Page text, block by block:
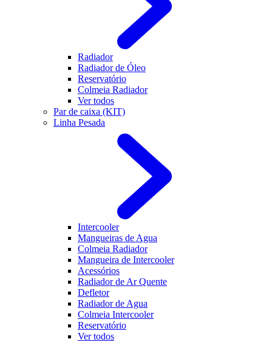
Radiador
Radiador de Óleo
Reservatório
Colmeia Radiador
Ver todos
Par de caixa (KIT)
Linha Pesada
Intercooler
Mangueiras de Agua
Colmeia Radiador
Mangueira de Intercooler
Acessórios
Radiador de Ar Quente
Defletor
Radiador de Agua
Colmeia Intercooler
Reservatório
Ver todos